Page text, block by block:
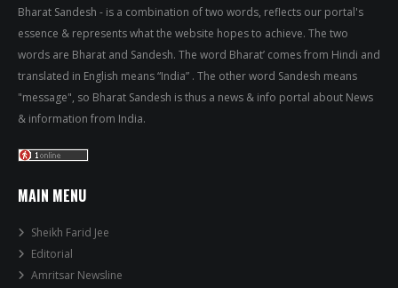
Bharat Sandesh - is a combination of two words, reflects our portal's
essence & represents what the website hopes to achieve. The two
words are Bharat and Sandesh. The word Bharat’ comes from Hindi and
translated in English means “India” . The other word Sandesh means
"message", so Bharat Sandesh is thus a news & info portal about News
& information from India.
MAIN MENU
Sheikh Farid Jee
Editorial
Amritsar Newsline